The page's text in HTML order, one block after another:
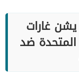
غارات
المتحدة ضد